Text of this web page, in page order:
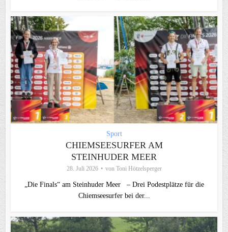
Sport
CHIEMSEESURFER AM
STEINHUDER MEER
28. Juli 2026 von Toni Hötzelsperger
„Die Finals“ am Steinhuder Meer – Drei Podestplätze für die
Chiemseesurfer bei der...